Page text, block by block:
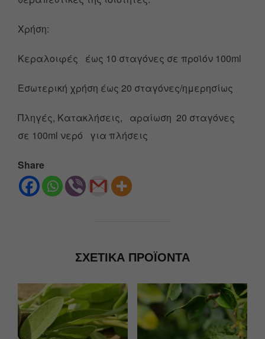
Χρήση:
Κεραλοιφές έως 10 σταγόνες σε προϊόν 100ml
Εσωτερική χρήση έως 20 σταγόνες/ημερησίως
Πληγές, Κατακλήσεις, αραίωση 20 σταγόνες
σε 100ml νερό για πλήσεις
Share
ΣΧΕΤΙΚΆ ΠΡΟΪΌΝΤΑ